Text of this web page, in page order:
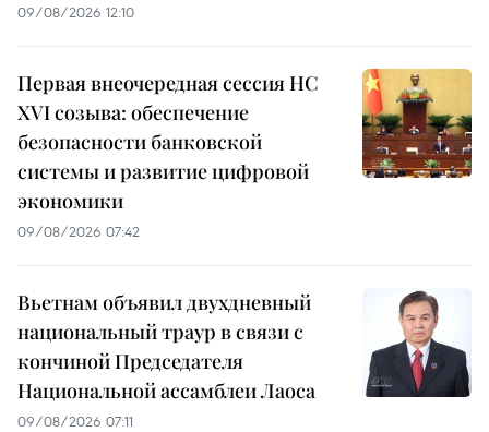
09/08/2026 12:10
Первая внеочередная сессия НС
XVI созыва: обеспечение
безопасности банковской
системы и развитие цифровой
экономики
09/08/2026 07:42
Вьетнам объявил двухдневный
национальный траур в связи с
кончиной Председателя
Национальной ассамблеи Лаоса
09/08/2026 07:11